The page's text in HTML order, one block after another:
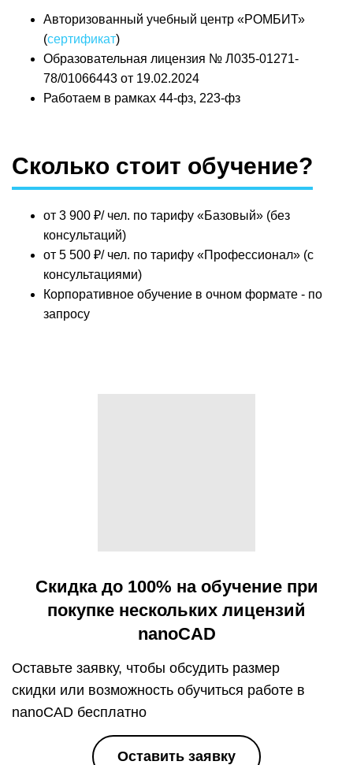
Авторизованный учебный центр «РОМБИТ»
(сертификат)
Образовательная лицензия № Л035-01271-
78/01066443 от 19.02.2024
Работаем в рамках 44-фз, 223-фз
Сколько стоит обучение?
от 3 900 ₽/ чел. по тарифу «Базовый» (без
консультаций)
от 5 500 ₽/ чел. по тарифу «Профессионал» (с
консультациями)
Корпоративное обучение в очном формате - по
запросу
Скидка до 100% на обучение при
покупке нескольких лицензий
nanoCAD
Оставьте заявку, чтобы обсудить размер
скидки или возможность обучиться работе в
nanoCAD бесплатно
Оставить заявку